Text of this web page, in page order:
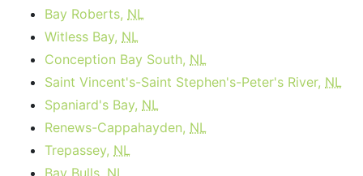
Bay Roberts, NL
Witless Bay, NL
Conception Bay South, NL
Saint Vincent's-Saint Stephen's-Peter's River, NL
Spaniard's Bay, NL
Renews-Cappahayden, NL
Trepassey, NL
Bay Bulls, NL